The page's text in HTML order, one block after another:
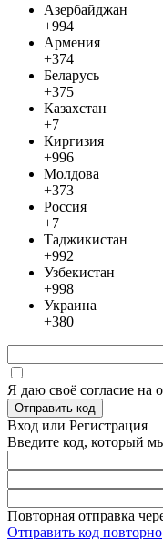
Азербайджан
+994
Армения
+374
Беларусь
+375
Казахстан
+7
Киргизия
+996
Молдова
+373
Россия
+7
Таджикистан
+992
Узбекистан
+998
Украина
+380
Я даю своё согласие на
Отправить код
Вход или Регистрация
Введите код, который
Повторная отправка
Отправить код повторно